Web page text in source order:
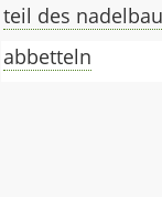
teil des
abbetteln